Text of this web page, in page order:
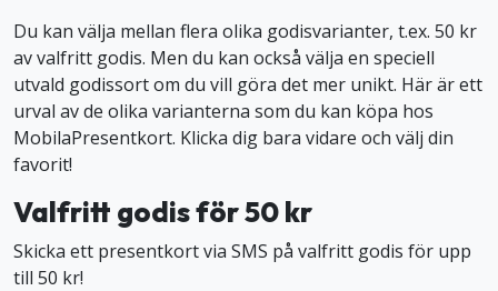
Du kan välja mellan flera olika godisvarianter, t.ex. 50 kr
av valfritt godis. Men du kan också välja en speciell
utvald godissort om du vill göra det mer unikt. Här är ett
urval av de olika varianterna som du kan köpa hos
MobilaPresentkort. Klicka dig bara vidare och välj din
favorit!
Valfritt godis för 50 kr
Skicka ett presentkort via SMS på valfritt godis för upp
till 50 kr!